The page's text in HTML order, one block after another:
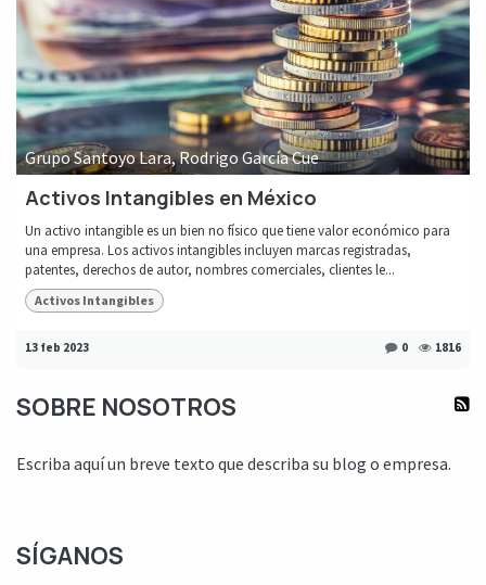
Grupo Santoyo Lara, Rodrigo García Cue
Activos Intangibles en México
Un activo intangible es un bien no físico que tiene valor económico para
una empresa. Los activos intangibles incluyen marcas registradas,
patentes, derechos de autor, nombres comerciales, clientes le...
Activos Intangibles
13 feb 2023 0 1816
SOBRE NOSOTROS
Escriba aquí un breve texto que describa su blog o empresa.
SÍGANOS